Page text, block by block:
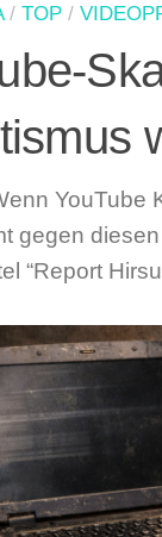
/ TOP /
gegen
“Report